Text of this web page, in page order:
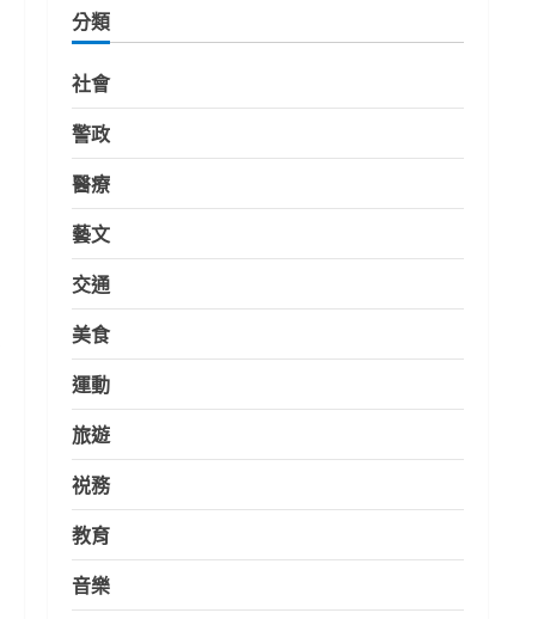
分類
社會
警政
醫療
藝文
交通
美食
運動
旅遊
祱務
教育
音樂